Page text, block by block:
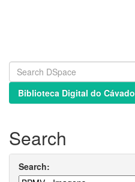
Biblioteca Digital do Cávado
Search
Search: